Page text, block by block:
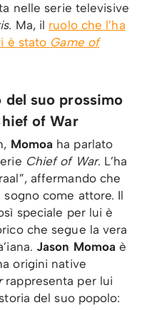
nelle serie televisive
. Ma, il ruolo che l’ha
è stato Game of
del suo prossimo
of War
Momoa ha parlato
Chief of War. L’ha
affermando che
come attore. Il
speciale per lui è
che segue la vera
Jason Momoa è
origini native
rappresenta per lui
del suo popolo: